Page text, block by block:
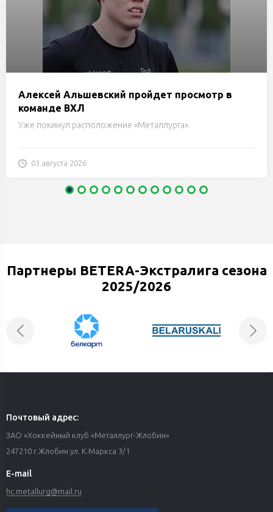
Алексей Альшевский пройдет просмотр в
команде ВХЛ
Уже покинул расположение «Металлурга».
03 августа 2026
Партнеры BETERA-Экстралига сезона
2025/2026
Почтовый адрес:
ЗАО «Хоккейный клуб «Металлург-Жлобин»
247210 г.Жлобин ул. К.Маркса 3/1
E-mail
hc.metallurg@mail.ru